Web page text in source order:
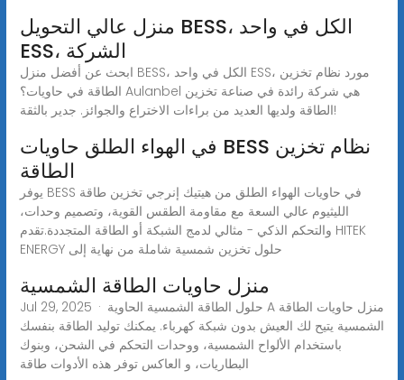
منزل عالي التحويل BESS، الكل في واحد
ESS، الشركة
ابحث عن أفضل منزل BESS، الكل في واحد ESS، مورد نظام تخزين
الطاقة في حاويات؟ Aulanbel هي شركة رائدة في صناعة تخزين
الطاقة ولديها العديد من براءات الاختراع والجوائز. جدير بالثقة!
في الهواء الطلق حاويات BESS نظام تخزين
الطاقة
يوفر BESS في حاويات الهواء الطلق من هيتيك إنرجي تخزين طاقة
الليثيوم عالي السعة مع مقاومة الطقس القوية، وتصميم وحدات،
والتحكم الذكي - مثالي لدمج الشبكة أو الطاقة المتجددة.تقدم HITEK
ENERGY حلول تخزين شمسية شاملة من نهاية إلى
منزل حاويات الطاقة الشمسية
Jul 29, 2025 · حلول الطاقة الشمسية الحاوية A منزل حاويات الطاقة
الشمسية يتيح لك العيش بدون شبكة كهرباء. يمكنك توليد الطاقة بنفسك
باستخدام الألواح الشمسية، ووحدات التحكم في الشحن، وبنوك
البطاريات، و العاكس توفر هذه الأدوات طاقة